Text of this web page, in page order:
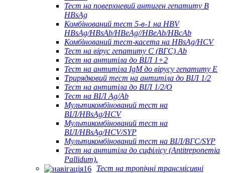
Тест на поверхневий антиген гепатиту B
HBsAg
Комбінований тест 5-в-1 на HBV
HBsAg/HBsAb/HBeAg//HBeAb/HBcAb
Комбінований тест-касета на HBsAg/HCV
Тест на вірус гепатиту С (ВГС) Ab
Тест на антитіла до ВІЛ 1+2
Тест на антитіла IgM до вірусу гепатиту Е
Трирядковий тест на антитіла до ВІЛ 1/2
Тест на антитіла до ВІЛ 1/2/O
Тест на ВІЛ Ag/Ab
Мультикомбінований тест на
ВІЛ/HBsAg/HCV
Мультикомбінований тест на
ВІЛ/HBsAg/HCV/SYP
Мультикомбінований тест на ВІЛ/ВГС/SYP
Тест на антитіла до сифілісу (Antitreponemia
Pallidum).
Тест на тропічні трансмісивні